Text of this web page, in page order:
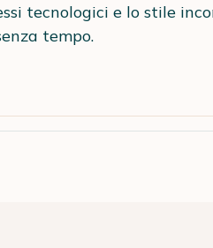
tecnologici e lo stile
tempo.